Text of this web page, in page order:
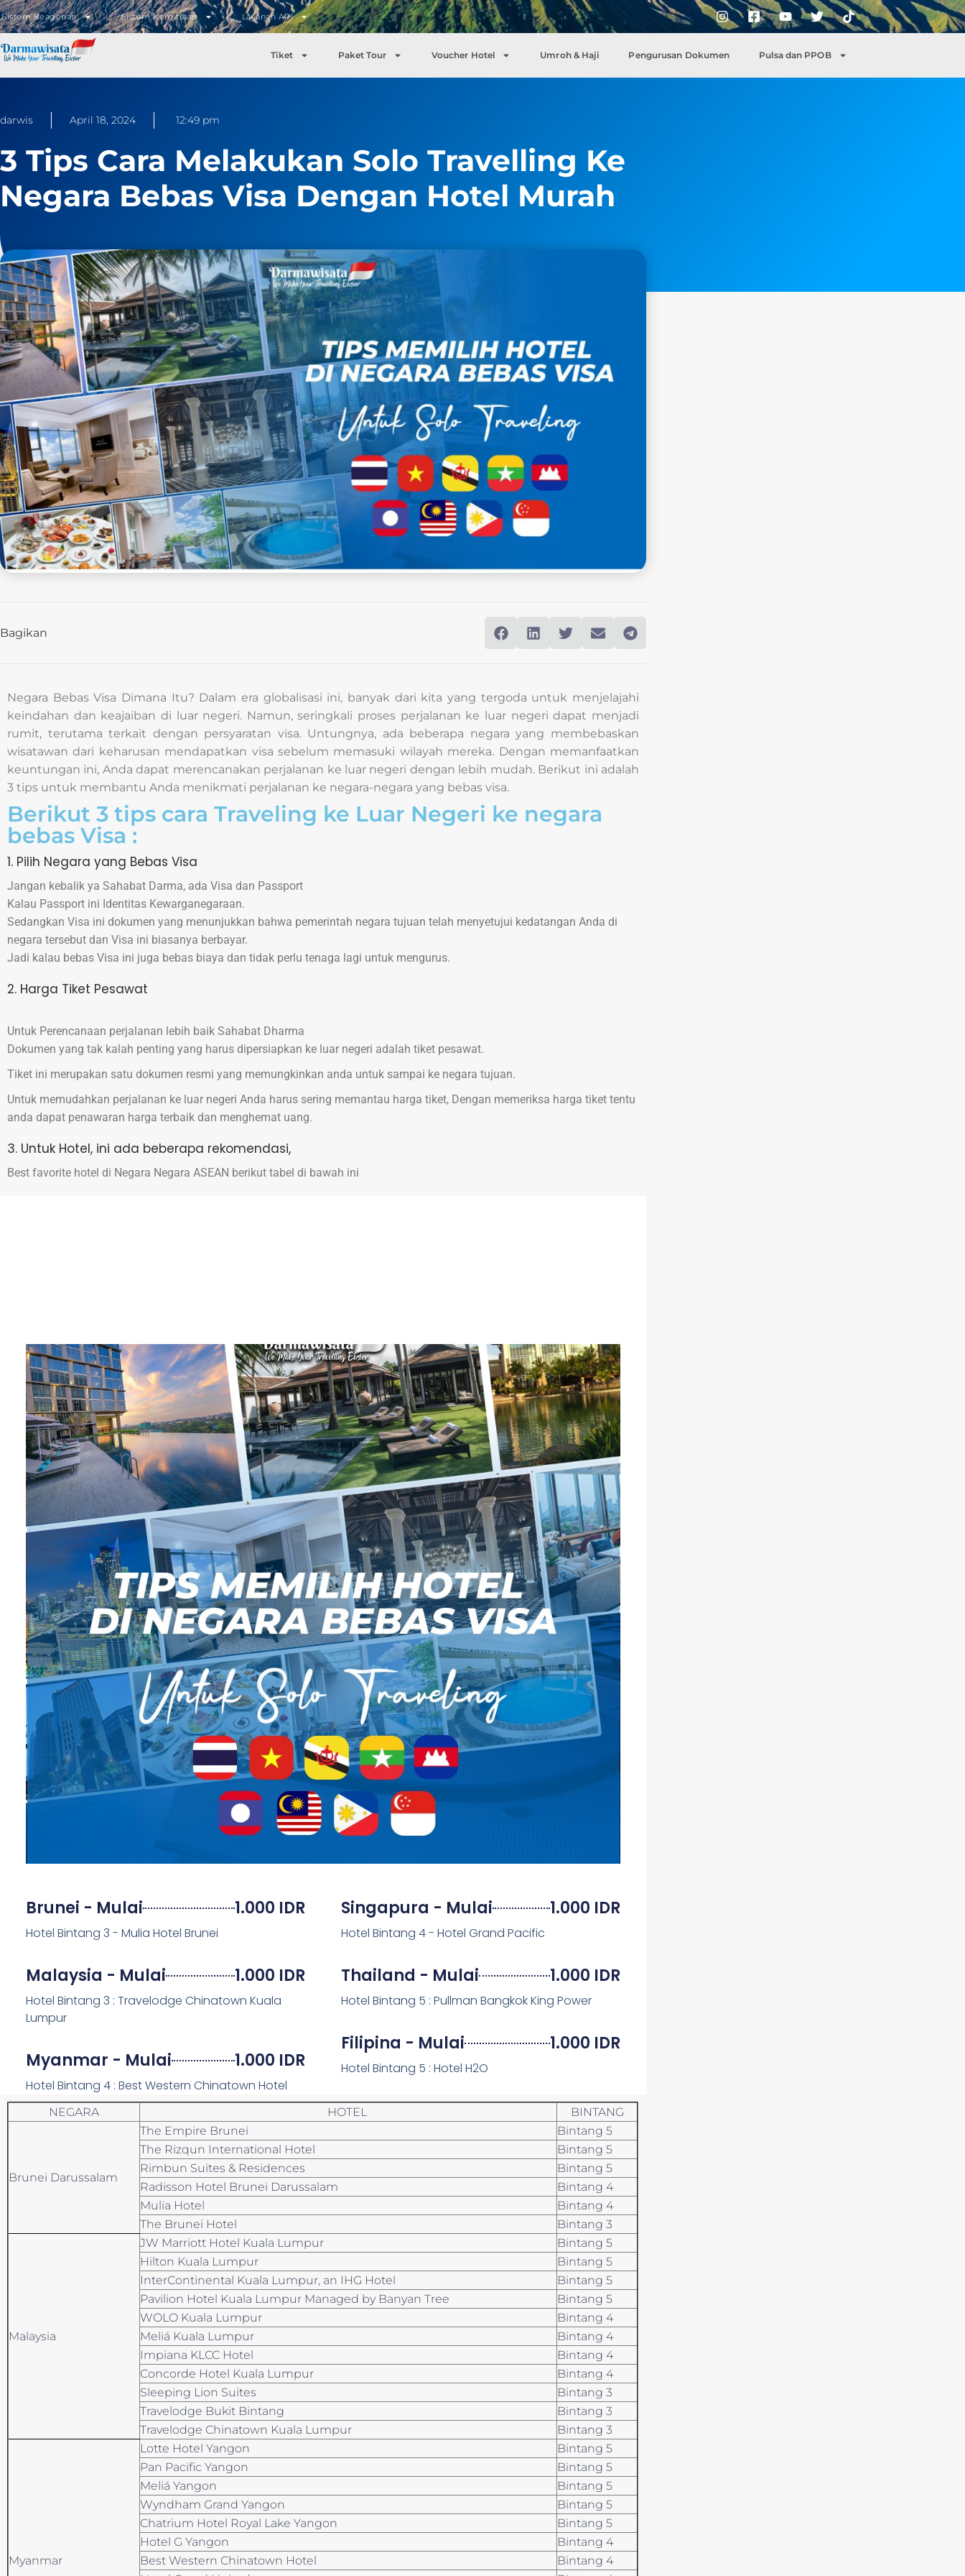
Sistem Keagenan Sistem Kemitraan Layanan API
Tiket Paket Tour Voucher Hotel Umroh & Haji Pengurusan Dokumen Pulsa dan PPOB
darwis April 18, 2024 12:49 pm
3 Tips Cara Melakukan Solo Travelling Ke
Negara Bebas Visa Dengan Hotel Murah
Bagikan
Negara Bebas Visa Dimana Itu? Dalam era globalisasi ini, banyak dari kita yang tergoda untuk menjelajahi
keindahan dan keajaiban di luar negeri. Namun, seringkali proses perjalanan ke luar negeri dapat menjadi
rumit, terutama terkait dengan persyaratan visa. Untungnya, ada beberapa negara yang membebaskan
wisatawan dari keharusan mendapatkan visa sebelum memasuki wilayah mereka. Dengan memanfaatkan
keuntungan ini, Anda dapat merencanakan perjalanan ke luar negeri dengan lebih mudah. Berikut ini adalah
3 tips untuk membantu Anda menikmati perjalanan ke negara-negara yang bebas visa.
Berikut 3 tips cara Traveling ke Luar Negeri ke negara
bebas Visa :
1. Pilih Negara yang Bebas Visa
Jangan kebalik ya Sahabat Darma, ada Visa dan Passport
Kalau Passport ini Identitas Kewarganegaraan.
Sedangkan Visa ini dokumen yang menunjukkan bahwa pemerintah negara tujuan telah menyetujui kedatangan Anda di
negara tersebut dan Visa ini biasanya berbayar.
Jadi kalau bebas Visa ini juga bebas biaya dan tidak perlu tenaga lagi untuk mengurus.
2. Harga Tiket Pesawat
Untuk Perencanaan perjalanan lebih baik Sahabat Dharma
Dokumen yang tak kalah penting yang harus dipersiapkan ke luar negeri adalah tiket pesawat.
Tiket ini merupakan satu dokumen resmi yang memungkinkan anda untuk sampai ke negara tujuan.
Untuk memudahkan perjalanan ke luar negeri Anda harus sering memantau harga tiket, Dengan memeriksa harga tiket tentu
anda dapat penawaran harga terbaik dan menghemat uang.
3. Untuk Hotel, ini ada beberapa rekomendasi,
Best favorite hotel di Negara Negara ASEAN berikut tabel di bawah ini
Brunei - Mulai 1.000 IDR
Hotel Bintang 3 - Mulia Hotel Brunei
Malaysia - Mulai 1.000 IDR
Hotel Bintang 3 : Travelodge Chinatown Kuala
Lumpur
Myanmar - Mulai 1.000 IDR
Hotel Bintang 4 : Best Western Chinatown Hotel
Singapura - Mulai 1.000 IDR
Hotel Bintang 4 - Hotel Grand Pacific
Thailand - Mulai 1.000 IDR
Hotel Bintang 5 : Pullman Bangkok King Power
Filipina - Mulai 1.000 IDR
Hotel Bintang 5 : Hotel H2O
NEGARA HOTEL BINTANG
Brunei Darussalam
The Empire Brunei
Bintang 5
The Rizqun International Hotel
Bintang 5
Rimbun Suites & Residences
Bintang 5
Radisson Hotel Brunei Darussalam
Bintang 4
Mulia Hotel
Bintang 4
The Brunei Hotel
Bintang 3
Malaysia
JW Marriott Hotel Kuala Lumpur
Bintang 5
Hilton Kuala Lumpur
Bintang 5
InterContinental Kuala Lumpur, an IHG Hotel
Bintang 5
Pavilion Hotel Kuala Lumpur Managed by Banyan Tree
Bintang 5
WOLO Kuala Lumpur
Bintang 4
Meliá Kuala Lumpur
Bintang 4
Impiana KLCC Hotel
Bintang 4
Concorde Hotel Kuala Lumpur
Bintang 4
Sleeping Lion Suites
Bintang 3
Travelodge Bukit Bintang
Bintang 3
Travelodge Chinatown Kuala Lumpur
Bintang 3
Myanmar
Lotte Hotel Yangon
Bintang 5
Pan Pacific Yangon
Bintang 5
Meliá Yangon
Bintang 5
Wyndham Grand Yangon
Bintang 5
Chatrium Hotel Royal Lake Yangon
Bintang 5
Hotel G Yangon
Bintang 4
Best Western Chinatown Hotel
Bintang 4